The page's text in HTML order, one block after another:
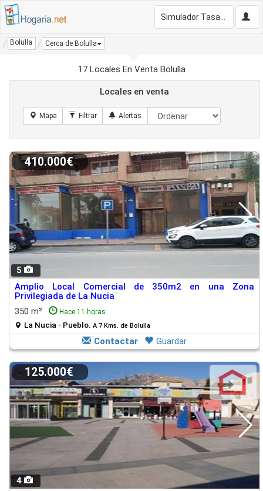
Bolulla Cerca de Bolulla
17 Locales En Venta Bolulla
Locales en venta
5
410.000€
Amplio Local Comercial de 350m2 en una Zona
Privilegiada de La Nucia
350 m²
Hace 11 horas
La Nucia - Pueblo. A 7 Kms. de Bolulla
Contactar Guardar
4
125.000€